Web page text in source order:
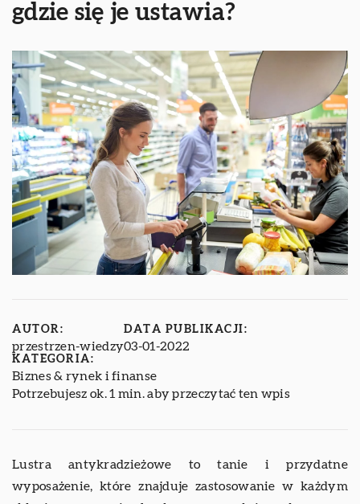
gdzie się je ustawia?
AUTOR:
przestrzen-wiedzy
DATA PUBLIKACJI:
03-01-2022
KATEGORIA:
Biznes & rynek i finanse
Potrzebujesz ok. 1 min. aby przeczytać ten wpis
Lustra antykradzieżowe to tanie i przydatne
wyposażenie, które znajduje zastosowanie w każdym